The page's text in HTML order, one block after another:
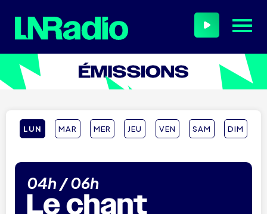
LUN MAR MER JEU VEN SAM DIM
04h / 06h